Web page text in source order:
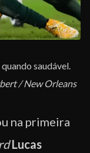
saudável.
/ New Orleans
na primeira
Lucas